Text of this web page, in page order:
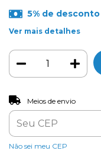
5% de desconto
Ver mais detalhes
Entregas para o CEP:
Meios de envio
Não sei meu CEP